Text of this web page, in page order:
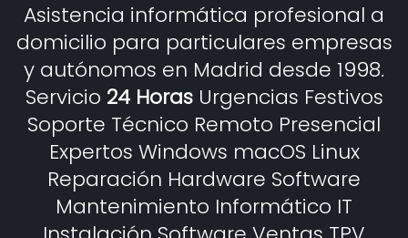
Asistencia informática profesional a
domicilio para particulares empresas
y autónomos en Madrid desde 1998.
Servicio 24 HorasUrgencias Festivos
Soporte Técnico Remoto Presencial
Expertos Windows macOS Linux
Reparación Hardware Software
Mantenimiento Informático IT